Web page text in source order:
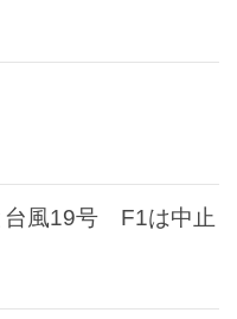
台風19号 F1は中止